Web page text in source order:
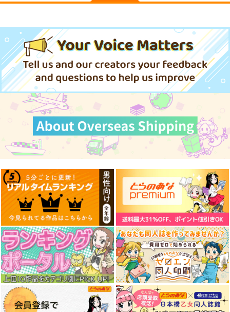
始まりの雨
幽閉サテライト
2,200円（税込）
サンプル
作品詳細
星に寄せる想い/色は
匂へど散りぬるを
幽閉サテライト
2,750
サンプル
作品詳細
零れ桜／黄昏模様の感
情論
幽閉サテライト
2,750
サンプル
作品詳細
踏破録 1
KADOKAWA
924円（税込）
サンプル
作品詳細
死亡届
KADOKAWA
サンプル
きた 1
一二三書房
935 （税込）
サンプル
もどかしコンプレック
ス 1
芳文社
869円（税込）
サンプル
作品詳細
悪役令嬢の遺言状 1
一二三書房
880円（税込）
サンプル
作品詳細
異世界からエルフさん
が落ちてきたのです
が!? 3
アルファポリス
792 円（税込）
作品詳細